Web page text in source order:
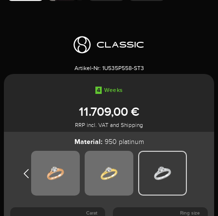
Artikel-Nr: 1U535P558-ST3
4 Weeks
11.709,00 €
RRP incl. VAT and Shipping
Material: 950 platinum
Carat Ring size